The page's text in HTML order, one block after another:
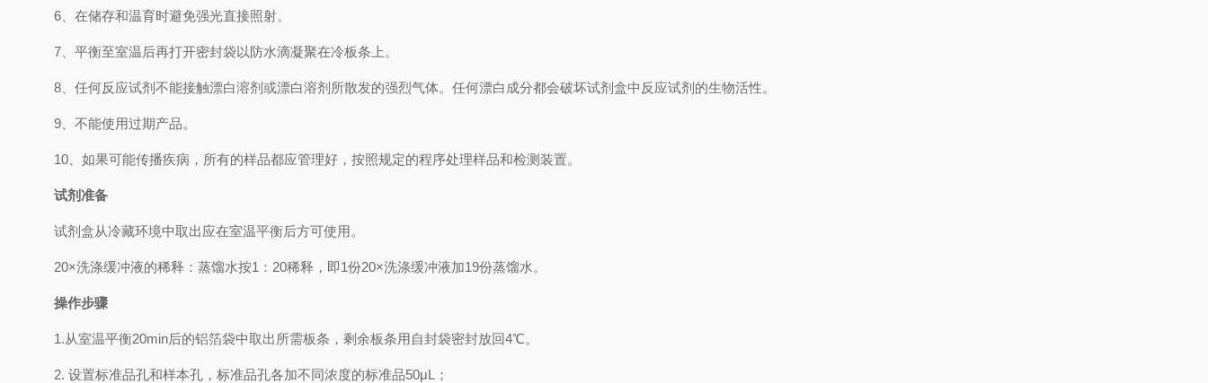
6、 在储存和温育时避免强光直接照射。
7、 平衡至室温后再打开密封袋以防水滴凝聚在冷板条上。
8、 任何反应试剂不能接触漂白溶剂或漂白溶剂所散发的强烈气体。任何漂白成分都会破坏试剂盒中反应试剂的生物活性。
9、 不能使用过期产品。
10、 如果可能传播疾病，所有的样品都应管理好，按照规定的程序处理样品和检测装置。
试剂准备
试剂盒从冷藏环境中取出应在室温平衡后方可使用。
20×洗涤缓冲液的稀释：蒸馏水按1：20稀释，即1份20×洗涤缓冲液加19份蒸馏水。
操作步骤
1.从室温平衡20min后的铝箔袋中取出所需板条，剩余板条用自封袋密封放回4℃。
2. 设置标准品孔和样本孔，标准品孔各加不同浓度的标准品50μL；